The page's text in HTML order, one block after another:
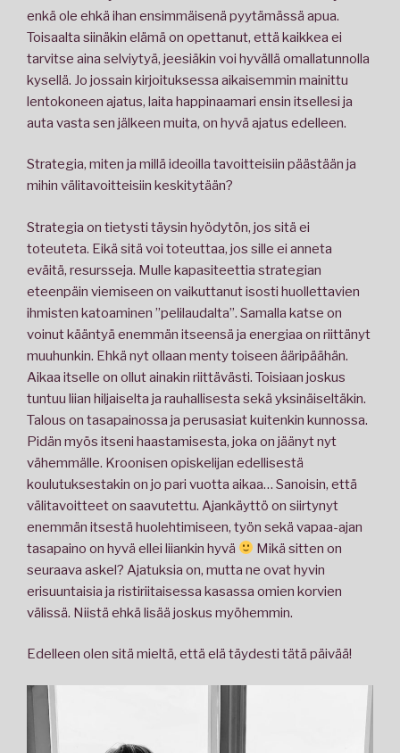
enkä ole ehkä ihan ensimmäisenä pyytämässä apua.
Toisaalta siinäkin elämä on opettanut, että kaikkea ei
tarvitse aina selviytyä, jeesiäkin voi hyvällä omallatunnolla
kysellä. Jo jossain kirjoituksessa aikaisemmin mainittu
lentokoneen ajatus, laita happinaamari ensin itsellesi ja
auta vasta sen jälkeen muita, on hyvä ajatus edelleen.
Strategia, miten ja millä ideoilla tavoitteisiin päästään ja
mihin välitavoitteisiin keskitytään?
Strategia on tietysti täysin hyödytön, jos sitä ei
toteuteta. Eikä sitä voi toteuttaa, jos sille ei anneta
eväitä, resursseja. Mulle kapasiteettia strategian
eteenpäin viemiseen on vaikuttanut isosti huollettavien
ihmisten katoaminen ”pelilaudalta”. Samalla katse on
voinut kääntyä enemmän itseensä ja energiaa on riittänyt
muuhunkin. Ehkä nyt ollaan menty toiseen ääripäähän.
Aikaa itselle on ollut ainakin riittävästi. Toisiaan joskus
tuntuu liian hiljaiselta ja rauhallisesta sekä yksinäiseltäkin.
Talous on tasapainossa ja perusasiat kuitenkin kunnossa.
Pidän myös itseni haastamisesta, joka on jäänyt nyt
vähemmälle. Kroonisen opiskelijan edellisestä
koulutuksestakin on jo pari vuotta aikaa… Sanoisin, että
välitavoitteet on saavutettu. Ajankäyttö on siirtynyt
enemmän itsestä huolehtimiseen, työn sekä vapaa-ajan
tasapaino on hyvä ellei liiankin hyvä
Mikä sitten on
seuraava askel? Ajatuksia on, mutta ne ovat hyvin
erisuuntaisia ja ristiriitaisessa kasassa omien korvien
välissä. Niistä ehkä lisää joskus myöhemmin.
Edelleen olen sitä mieltä, että elä täydesti tätä päivää!